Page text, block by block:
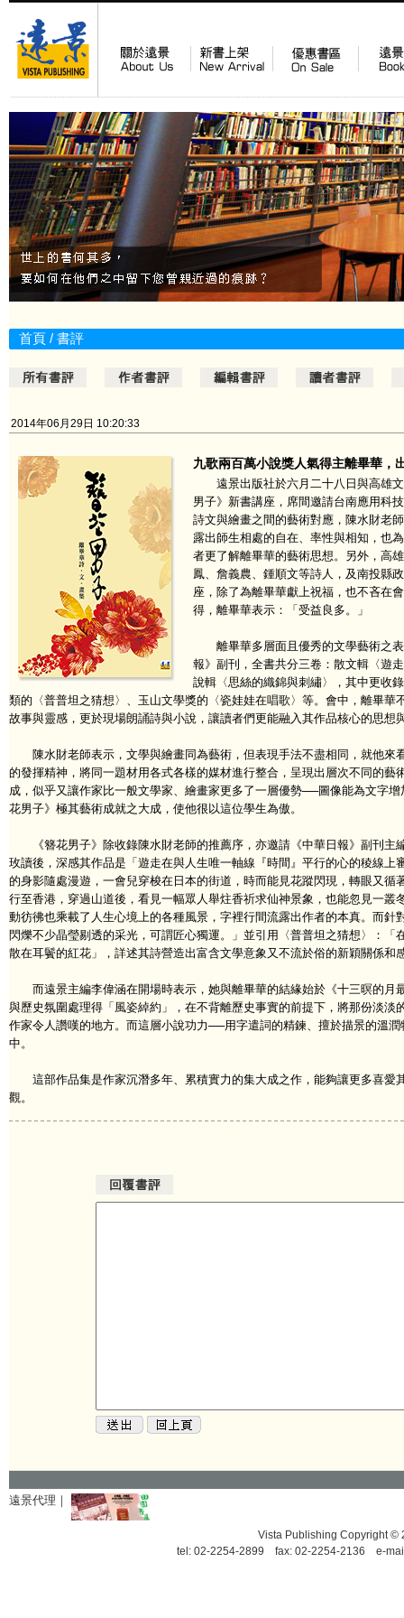
首頁 / 書評
2014年06月29日 10:20:33
九歌兩百萬小說獎人氣得主離畢華，
遠景出版社於六月二十八日與高雄文
男子》新書講座，席間邀請台南應用科
詩文與繪畫之間的藝術對應，陳水財老
露出師生相處的自在、率性與相知，也
者更了解離畢華的藝術思想。另外，高
鳳、詹義農、鍾順文等詩人，及南投縣
座，除了為離畢華獻上祝福，也不吝在
得，離畢華表示：「受益良多。」
離畢華多層面且優秀的文學藝術之表
報》副刊，全書共分三卷：散文輯〈遊
說輯〈思絲的織錦與刺繡〉，其中更收
類的〈普普坦之猜想〉、玉山文學獎的〈瓷娃娃在唱歌〉等。會中，離畢華
故事與靈感，更於現場朗誦詩與小說，讓讀者們更能融入其作品核心的思想
陳水財老師表示，文學與繪畫同為藝術，但表現手法不盡相同，就他來
的發揮精神，將同一題材用各式各樣的媒材進行整合，呈現出層次不同的藝
成，似乎又讓作家比一般文學家、繪畫家更多了一層優勢──圖像能為文字
花男子》極其藝術成就之大成，使他很以這位學生為傲。
《簪花男子》除收錄陳水財老師的推薦序，亦邀請《中華日報》副刊主
玫讀後，深感其作品是「遊走在與人生唯一軸線『時間』平行的心的稜線上
的身影隨處漫遊，一會兒穿梭在日本的街道，時而能見花蹤閃現，轉眼又循
行至香港，穿過山道後，看見一幅眾人舉炷香祈求仙神景象，也能忽見一
動彷彿也乘載了人生心境上的各種風景，字裡行間流露出作者的本真。而針
閃爍不少晶瑩剔透的采光，可謂匠心獨運。」並引用〈普普坦之猜想〉：「
散在耳鬢的紅花」，詳述其詩營造出富含文學意象又不流於俗的新穎關係和
而遠景主編李偉涵在開場時表示，她與離畢華的結緣始於《十三暝的月
與歷史氛圍處理得「風姿綽約」，在不背離歷史事實的前提下，將那份淡淡
作家令人讚嘆的地方。而這層小說功力──用字遣詞的精鍊、擅於描景的溫
中。
這部作品集是作家沉潛多年、累積實力的集大成之作，能夠讓更多喜愛
觀。
遠景代理｜
Vista Publishing Copyright ©
tel: 02-2254-2899 fax: 02-2254-2136 e-